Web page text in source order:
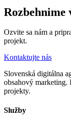
Rozbehnime
Ozvite sa nám a
projekt.
Kontaktujte nás
Slovenská digitálna
obsahový marketing.
projekty.
Služby